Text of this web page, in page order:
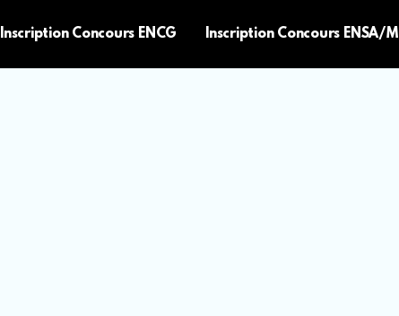
Inscription Concours ENCG Inscription Concours ENSA/M